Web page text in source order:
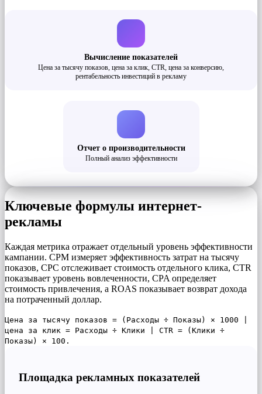
Вычисление показателей
Цена за тысячу показов, цена за клик, CTR, цена за конверсию,
рентабельность инвестиций в рекламу
Отчет о производительности
Полный анализ эффективности
Ключевые формулы интернет-
рекламы
Каждая метрика отражает отдельный уровень эффективности
кампании. CPM измеряет эффективность затрат на тысячу
показов, CPC отслеживает стоимость отдельного клика, CTR
показывает уровень вовлеченности, CPA определяет
стоимость привлечения, а ROAS показывает возврат дохода
на потраченный доллар.
Цена за тысячу показов = (Расходы ÷ Показы) × 1000 |
цена за клик = Расходы ÷ Клики | CTR = (Клики ÷
Показы) × 100.
Площадка рекламных показателей